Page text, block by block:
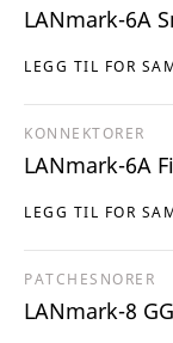
LEGG TIL FOR
LANmark-6A
LEGG TIL FOR
KONNEKTORER
LANmark-6A
PATCHESNORER
LANmark-8